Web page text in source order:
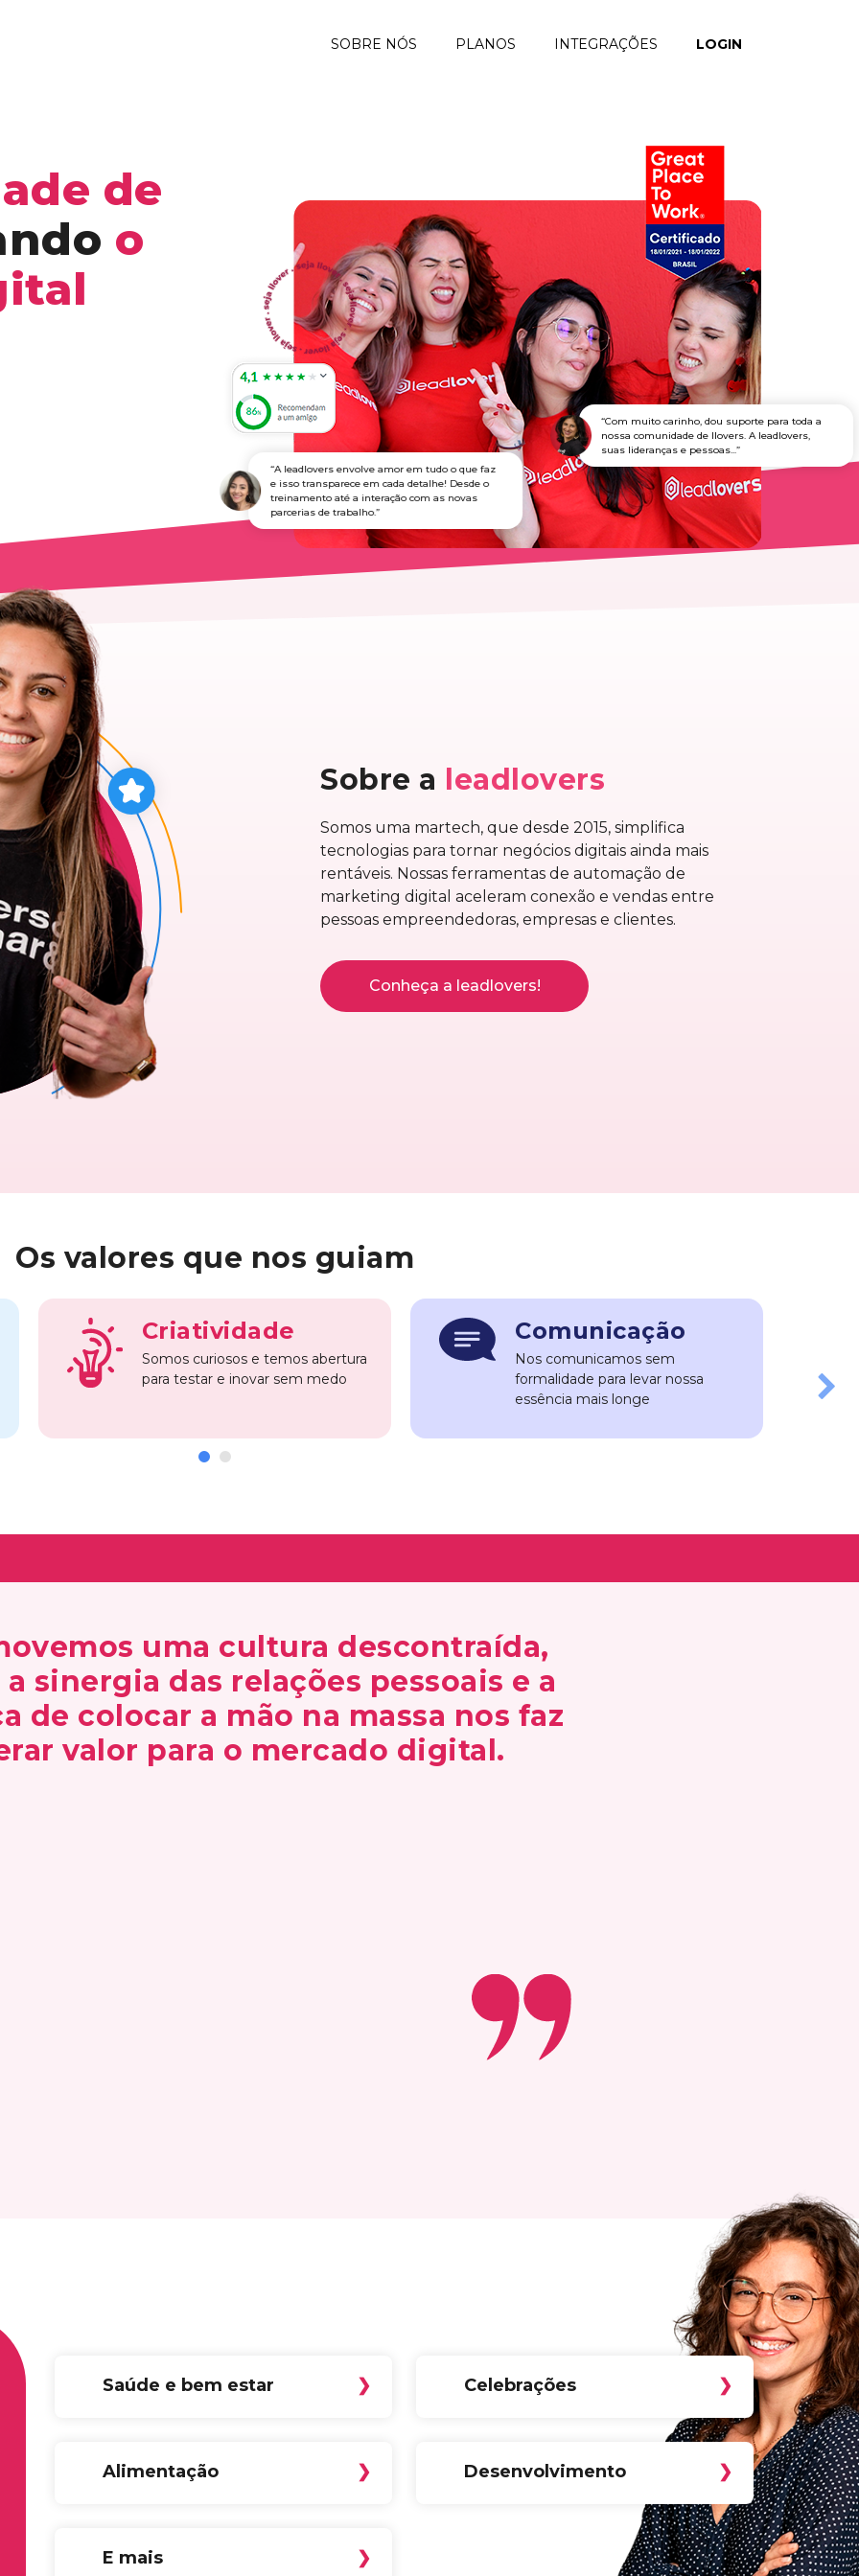
SOBRE NÓS PLANOS INTEGRAÇÕES LOGIN
de
o
“A leadlovers envolve amor em tudo o que faz
e isso transparece em cada detalhe! Desde o
treinamento até a interação com as novas
parcerias de trabalho.”
“Com muito carinho, dou suporte para toda a
nossa comunidade de llovers. A leadlovers,
suas lideranças e pessoas...”
Sobre a leadlovers
Somos uma martech, que desde 2015, simplifica
tecnologias para tornar negócios digitais ainda mais
rentáveis. Nossas ferramentas de automação de
marketing digital aceleram conexão e vendas entre
pessoas empreendedoras, empresas e clientes.
Conheça a leadlovers!
Os valores que nos guiam
Criatividade
Somos curiosos e temos abertura
para testar e inovar sem medo
Comunicação
Nos comunicamos sem
formalidade para levar nossa
essência mais longe
Next
uma cultura descontraída,
sinergia das relações pessoais e a
de colocar a mão na massa nos faz
valor para o mercado digital.
Saúde e bem estar Celebrações
Alimentação Desenvolvimento
E mais